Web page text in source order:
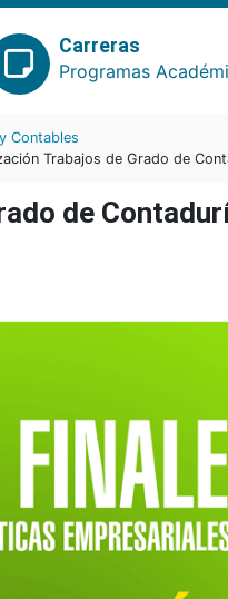
Carreras
Programas
Contables
Trabajos de Grado de
de